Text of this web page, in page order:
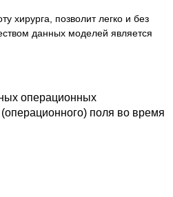
хирурга, позволит легко и без
данных моделей является
операционных
поля во время